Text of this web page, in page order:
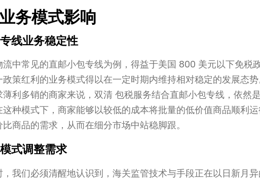
务模式影响
专线业务稳定性
流中常见的直邮小包专线为例，得益于美国 800 美元以下免税
政策红利的业务模式得以在一定时期内维持相对稳定的发展态
薄利多销的商家来说，双清 包税服务结合直邮小包专线，依然
这种模式下，商家能够以较低的成本将批量的低价值商品顺利
商品的需求，从而在细分市场中站稳脚跟。
模式调整需求
，我们必须清醒地认识到，海关监管技术与手段正在以日新月